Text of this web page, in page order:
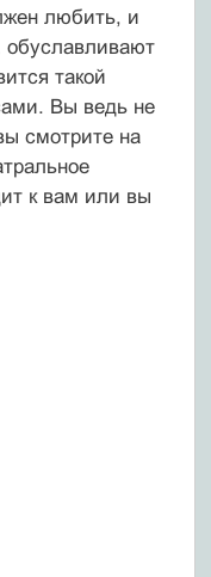
любить, и
обуславливают
такой
Вы ведь не
смотрите на
к вам или вы